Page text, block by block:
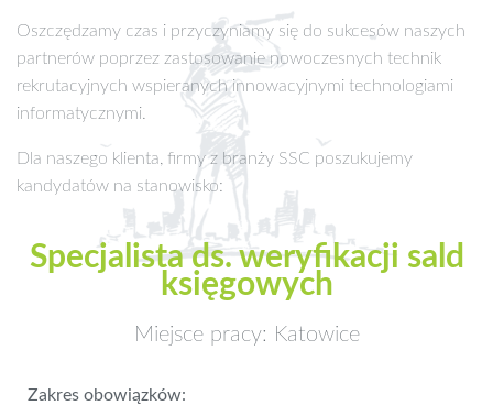
Oszczędzamy czas i przyczyniamy się do sukcesów naszych
partnerów poprzez zastosowanie nowoczesnych technik
rekrutacyjnych wspieranych innowacyjnymi technologiami
informatycznymi.
Dla naszego klienta, firmy z branży SSC poszukujemy
kandydatów na stanowisko:
Specjalista ds. weryfikacji sald
księgowych
Miejsce pracy: Katowice
Zakres obowiązków: